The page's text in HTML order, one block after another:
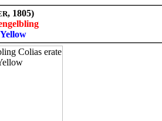
, 1805)